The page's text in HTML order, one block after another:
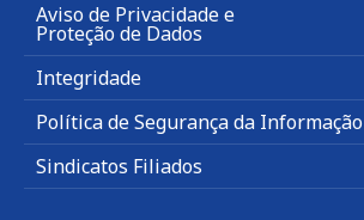
Aviso de Privacidade e
Proteção de Dados
Integridade
Política de Segurança da Informação
Sindicatos Filiados